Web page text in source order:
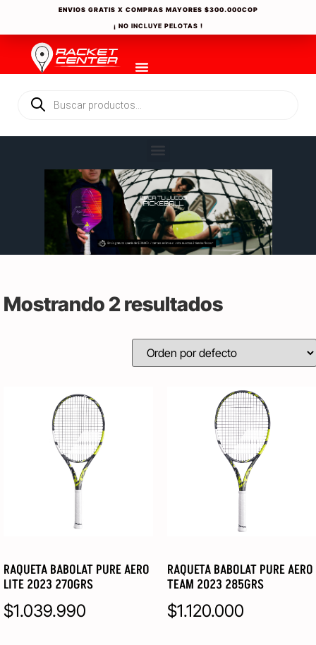
ENVIOS GRATIS X COMPRAS MAYORES $300.000COP
¡ NO INCLUYE PELOTAS !
Mostrando 2 resultados
RAQUETA BABOLAT PURE AERO
LITE 2023 270GRS
$1.039.990
RAQUETA BABOLAT PURE AERO
TEAM 2023 285GRS
$1.120.000